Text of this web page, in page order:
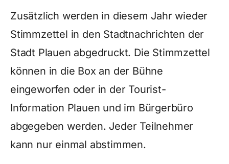
Zusätzlich werden in diesem Jahr wieder
Stimmzettel in den Stadtnachrichten der
Stadt Plauen abgedruckt. Die Stimmzettel
können in die Box an der Bühne
eingeworfen oder in der Tourist-
Information Plauen und im Bürgerbüro
abgegeben werden. Jeder Teilnehmer
kann nur einmal abstimmen.